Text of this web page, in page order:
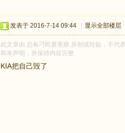
发表于 2016-7-14 09:44 显示全部楼层
此文章由 总有刁民要害朕 原创或转贴，不代
和本声明，并保持内容完整
KIA把自己毁了